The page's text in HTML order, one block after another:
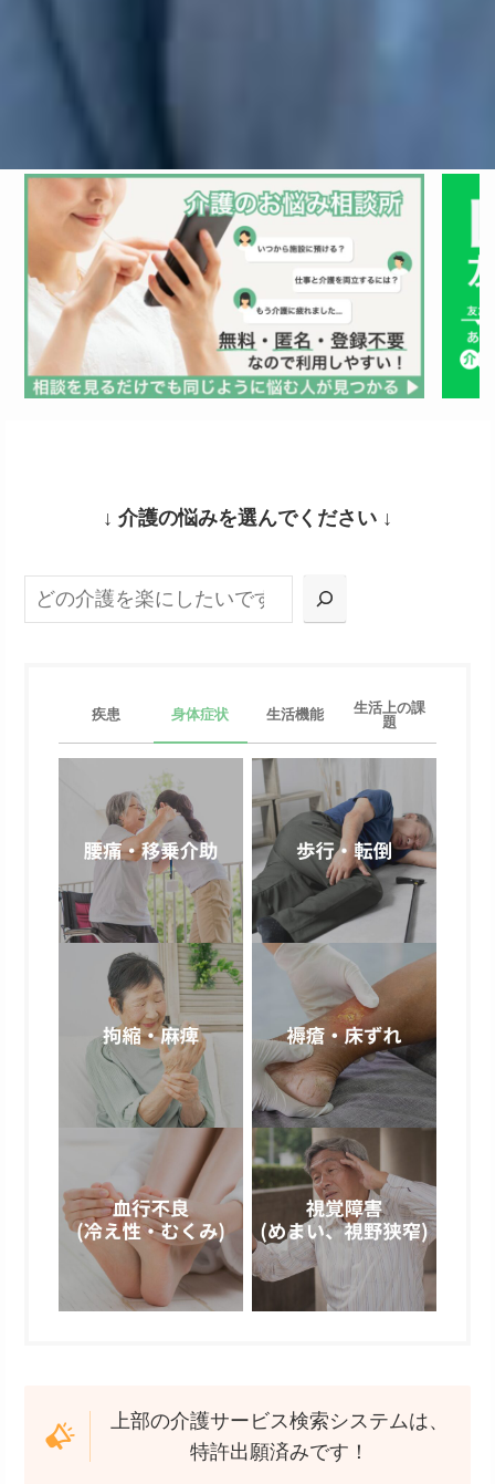
↓ 介護の悩みを選んでください ↓
検索
疾患 身体症状 生活機能
生活上の課
題
上部の介護サービス検索システムは、
特許出願済みです！